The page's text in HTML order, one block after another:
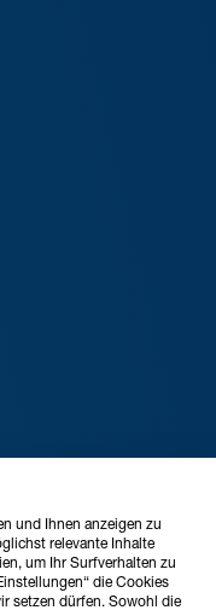
und Ihnen anzeigen zu
relevante Inhalte
um Ihr Surfverhalten zu
die Cookies
setzen dürfen. Sowohl die